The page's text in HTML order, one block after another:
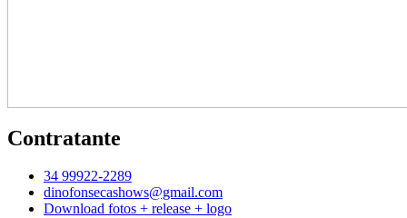
Contratante
34 99922-2289
dinofonsecashows@gmail.com
Download fotos + release + logo